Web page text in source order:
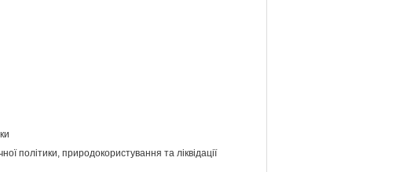
політики, природокористування та ліквідації